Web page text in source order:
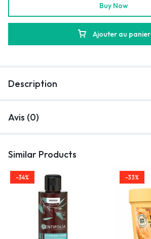
Ajouter au panier
Buy Now
Description
Avis (0)
Similar Products
-34% -33%